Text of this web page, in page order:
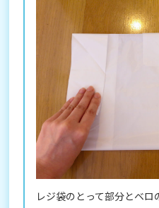
レジ袋のとって部分とベ